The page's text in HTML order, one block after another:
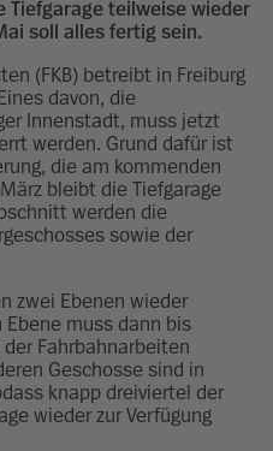
Tiefgarage teilweise wieder
soll alles fertig sein.
(FKB) betreibt in Freiburg
davon, die
Innenstadt, muss jetzt
werden. Grund dafür ist
die am kommenden
bleibt die Tiefgarage
werden die
sowie der
zwei Ebenen wieder
muss dann bis
Fahrbahnarbeiten
Geschosse sind in
knapp dreiviertel der
wieder zur Verfügung